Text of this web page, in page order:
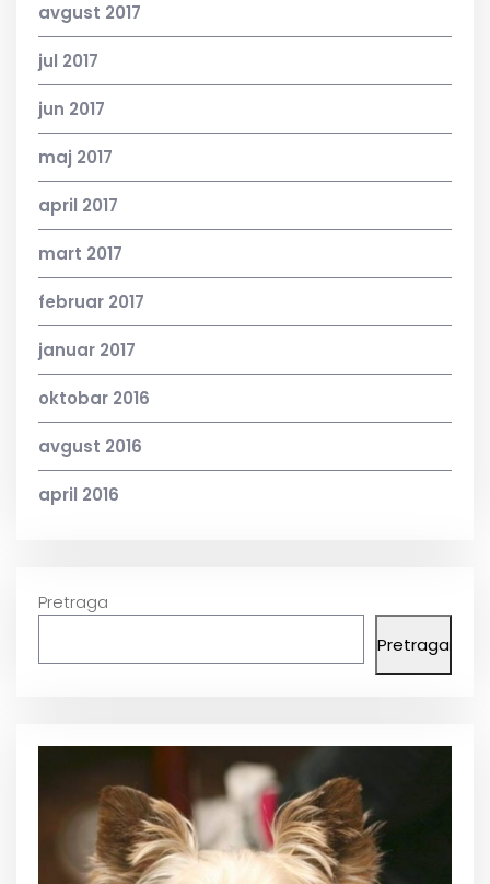
avgust 2017
jul 2017
jun 2017
maj 2017
april 2017
mart 2017
februar 2017
januar 2017
oktobar 2016
avgust 2016
april 2016
Pretraga
Pretraga